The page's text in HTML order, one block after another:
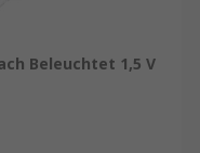
Beleuchtet 1,5 V